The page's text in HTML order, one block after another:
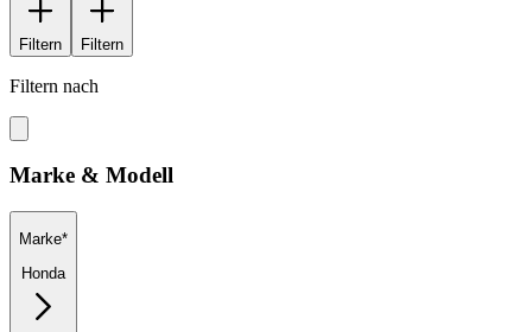
Filtern Filtern
Filtern nach
Marke & Modell
Marke*
Honda